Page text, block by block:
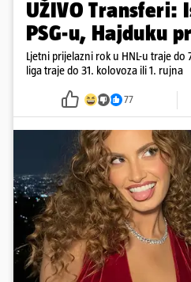
UŽIVO Transferi:
PSG-u, Hajduku
Ljetni prijelazni rok u HNL-u traje
liga traje do 31. kolovoza ili 1. rujna
77